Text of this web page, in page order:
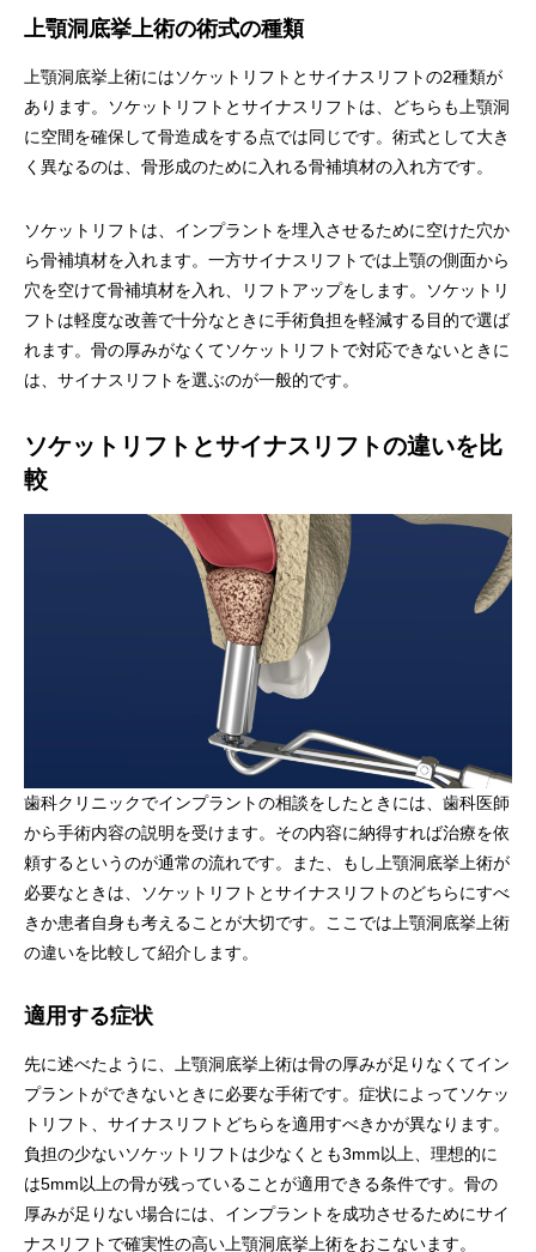
上顎洞底挙上術の術式の種類
上顎洞底挙上術にはソケットリフトとサイナスリフトの2種類が
あります。ソケットリフトとサイナスリフトは、どちらも上顎洞
に空間を確保して骨造成をする点では同じです。術式として大き
く異なるのは、骨形成のために入れる骨補填材の入れ方です。
ソケットリフトは、インプラントを埋入させるために空けた穴か
ら骨補填材を入れます。一方サイナスリフトでは上顎の側面から
穴を空けて骨補填材を入れ、リフトアップをします。ソケットリ
フトは軽度な改善で十分なときに手術負担を軽減する目的で選ば
れます。骨の厚みがなくてソケットリフトで対応できないときに
は、サイナスリフトを選ぶのが一般的です。
ソケットリフトとサイナスリフトの違いを比
較
歯科クリニックでインプラントの相談をしたときには、歯科医師
から手術内容の説明を受けます。その内容に納得すれば治療を依
頼するというのが通常の流れです。また、もし上顎洞底挙上術が
必要なときは、ソケットリフトとサイナスリフトのどちらにすべ
きか患者自身も考えることが大切です。ここでは上顎洞底挙上術
の違いを比較して紹介します。
適用する症状
先に述べたように、上顎洞底挙上術は骨の厚みが足りなくてイン
プラントができないときに必要な手術です。症状によってソケッ
トリフト、サイナスリフトどちらを適用すべきかが異なります。
負担の少ないソケットリフトは少なくとも3mm以上、理想的に
は5mm以上の骨が残っていることが適用できる条件です。骨の
厚みが足りない場合には、インプラントを成功させるためにサイ
ナスリフトで確実性の高い上顎洞底挙上術をおこないます。